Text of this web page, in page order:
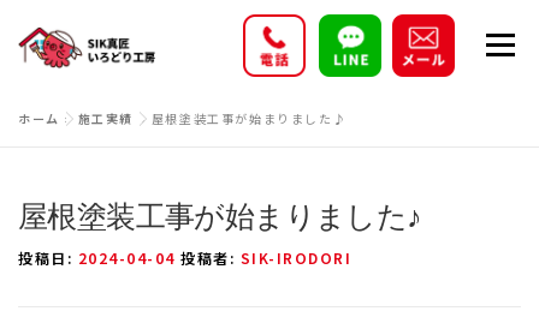
ン
ン
ッ
メニ
施工実績 事業内容 プラン・価格
お客様の声 新着情報 会社概要
ホーム » 施工実績 » 屋根塗装工事が始まりました♪
屋根塗装工事が始まりました♪
投稿日: 2024-04-04 投稿者: SIK-IRODORI